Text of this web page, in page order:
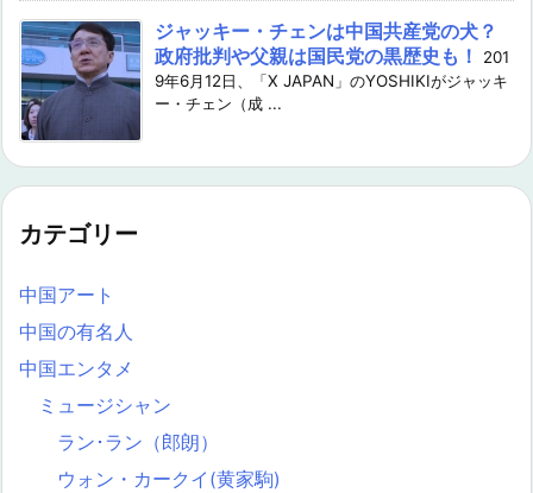
ジャッキー・チェンは中国共産党の犬？
政府批判や父親は国民党の黒歴史も！
201
9年6月12日、「X JAPAN」のYOSHIKIがジャッキ
ー・チェン（成 ...
カテゴリー
中国アート
中国の有名人
中国エンタメ
ミュージシャン
ラン･ラン（郎朗）
ウォン・カークイ(黄家駒)